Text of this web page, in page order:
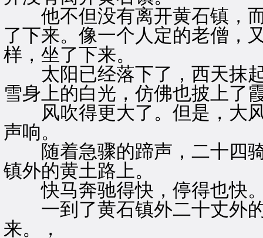
他不但没有离开黄石镇，而
了下来。像一个人定的老僧，
样，坐了下来。
太阳已经落下了，西天抹起
雪身上的白光，仿佛也披上了
风吹得更大了。但是，大风
声响。
随着急骤的蹄声，二十四骑
镇外的黄土路上。
快马奔驰得快，停得也快
一到了黄石镇外二十丈外的
来。，